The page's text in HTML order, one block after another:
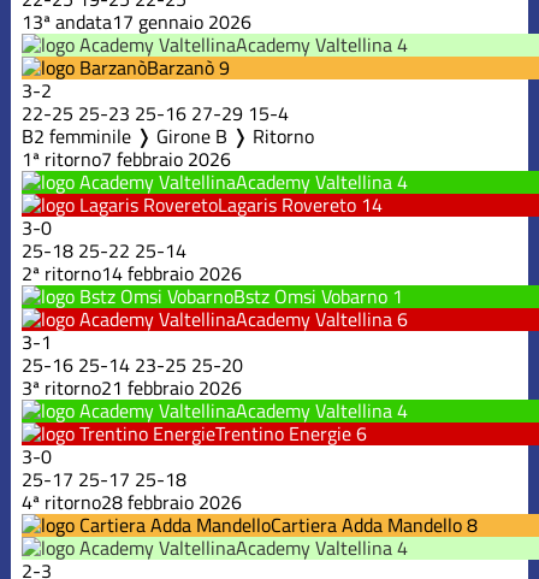
13ª andata17 gennaio 2026
Academy Valtellina4
Barzanò9
3-2
22-25 25-23 25-16 27-29 15-4
B2 femminile ❭ Girone B ❭ Ritorno
1ª ritorno7 febbraio 2026
Academy Valtellina4
Lagaris Rovereto 14
3-0
25-18 25-22 25-14
2ª ritorno14 febbraio 2026
Bstz Omsi Vobarno 1
Academy Valtellina6
3-1
25-16 25-14 23-25 25-20
3ª ritorno21 febbraio 2026
Academy Valtellina4
Trentino Energie6
3-0
25-17 25-17 25-18
4ª ritorno28 febbraio 2026
Cartiera Adda Mandello8
Academy Valtellina4
2-3